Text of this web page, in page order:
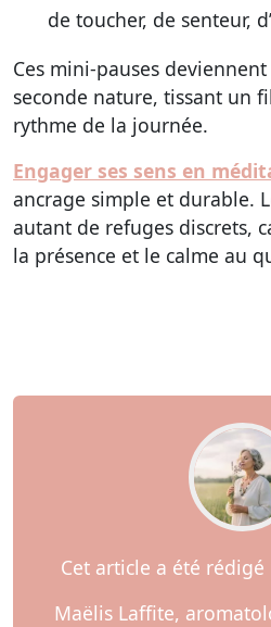
de toucher, de senteur,
Ces mini-pauses
seconde nature, tissant un
rythme de la journée.
Engager ses sens en
ancrage simple et durable.
autant de refuges discrets,
la présence et le calme au
Cet article a été
Maëlis Laffite,